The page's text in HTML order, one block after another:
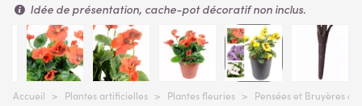
Idée de présentation, cache-pot décoratif non inclus.
Accueil > Plantes artificielles > Plantes fleuries > Pensées et Bruyères